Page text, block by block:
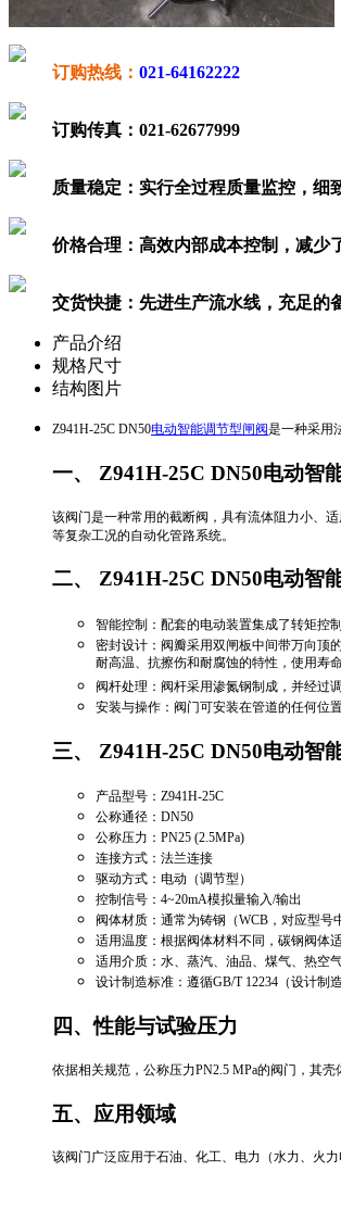
订购热线： 021-64162222
订购传真： 021-62677999
质量稳定： 实行全过程质量监控，细
价格合理： 高效内部成本控制，减少
交货快捷： 先进生产流水线，充足的
产品介绍
规格尺寸
结构图片
Z941H-25C DN50电动智能调节型闸阀是一种采用
一、 Z941H-25C DN50电动智
该阀门是一种常用的截断阀，具有流体阻力小、
等复杂工况的自动化管路系统。‌‌
二、 Z941H-25C DN50电动智
智能控制‌：配套的电动装置集成了转矩控
密封设计‌：阀瓣采用双闸板中间带万向顶
耐高温、抗擦伤和耐腐蚀的特性，使用寿命
阀杆处理‌：阀杆采用渗氮钢制成，并经过
安装与操作‌：阀门可安装在管道的任何位
三、 Z941H-25C DN50电动智
‌产品型号‌：Z941H-25C
‌公称通径‌：DN50 ‌‌
‌公称压力‌：PN25 (2.5MPa) ‌‌
‌连接方式‌：法兰连接 ‌‌
‌驱动方式‌：电动（调节型）
‌控制信号‌：4~20mA模拟量输入/输出 ‌‌
阀体材质‌：通常为铸钢（WCB，对应型号
适用温度‌：根据阀体材料不同，碳钢阀体
适用介质‌：水、蒸汽、油品、煤气、热空
设计制造标准‌：遵循GB/T 12234（设计制
四、性能与试验压力
依据相关规范，公称压力PN2.5 MPa的阀门，其壳
五、应用领域
该阀门广泛应用于石油、化工、电力（水力、火